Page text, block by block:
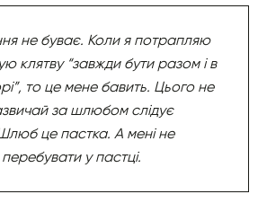
не буває. Коли я потрапляю
клятву “завжди бути разом і в
то це мене бавить. Цього не
за шлюбом слідує
це пастка. А мені не
у пастці.